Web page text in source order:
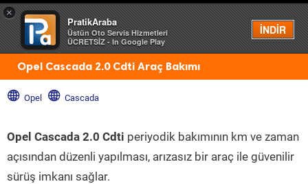
×
PratikAraba
Üstün Oto Servis Hizmetleri
ÜCRETSİZ - In Google Play
İNDİR
Menü
Opel Cascada 2.0 Cdti Araç Bakımı
Opel Cascada
Opel Cascada 2.0 Cdti periyodik bakımının km ve zaman
açısından düzenli yapılması, arızasız bir araç ile güvenilir
sürüş imkanı sağlar.